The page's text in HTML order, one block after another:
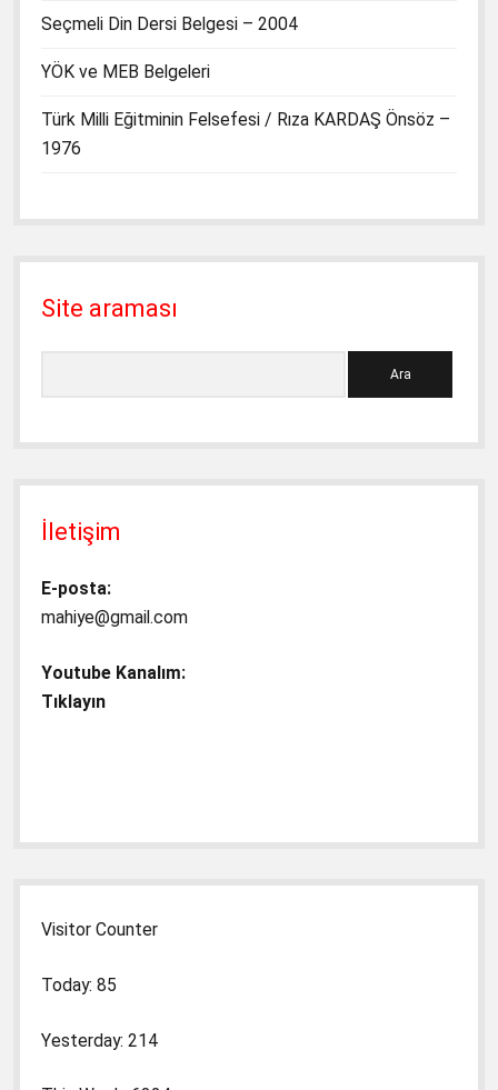
Seçmeli Din Dersi Belgesi – 2004
YÖK ve MEB Belgeleri
Türk Milli Eğitminin Felsefesi / Rıza KARDAŞ Önsöz –
1976
Site araması
İletişim
E-posta:
mahiye@gmail.com
Youtube Kanalım:
Tıklayın
Visitor Counter
Today: 85
Yesterday: 214